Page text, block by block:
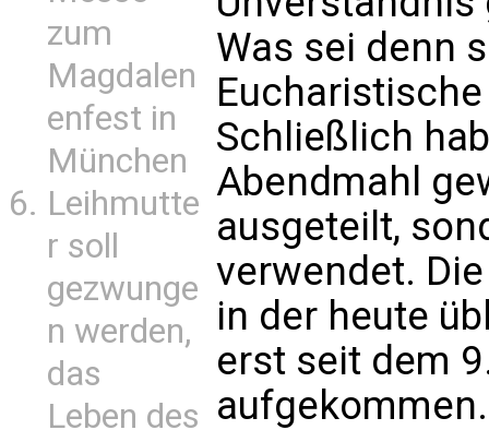
zum
Magdalen
enfest in
München
Leihmutte
r soll
gezwunge
n werden,
das
Leben des
Was sei denn
Schließlich
Abendmahl
ausgeteilt,
verwendet.
in der heute
erst seit dem